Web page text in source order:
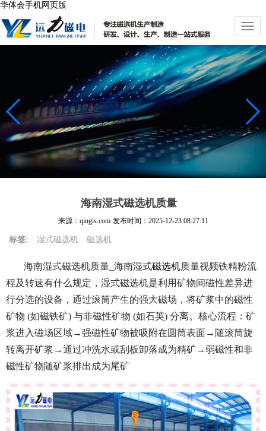
华体会手机网页版
切
换
导
航
海南湿式磁选机质量
来源：qingis.com 发布时间： 2025-12-23 08:27:11
标签: 湿式磁选机 磁选机
海南湿式磁选机质量_海南湿式磁选机质量视频铁精粉流
程及转速有什么规定，湿式磁选机是利用矿物间磁性差异进
行分选的设备，通过滚筒产生的强大磁场，将矿浆中的磁性
矿物 (如磁铁矿) 与非磁性矿物 (如石英) 分离。 核心流程：矿
浆进入磁场区域→强磁性矿物被吸附在圆筒表面→随滚筒旋
转离开矿浆→通过冲洗水或刮板卸落成为精矿→弱磁性和非
磁性矿物随矿浆排出成为尾矿